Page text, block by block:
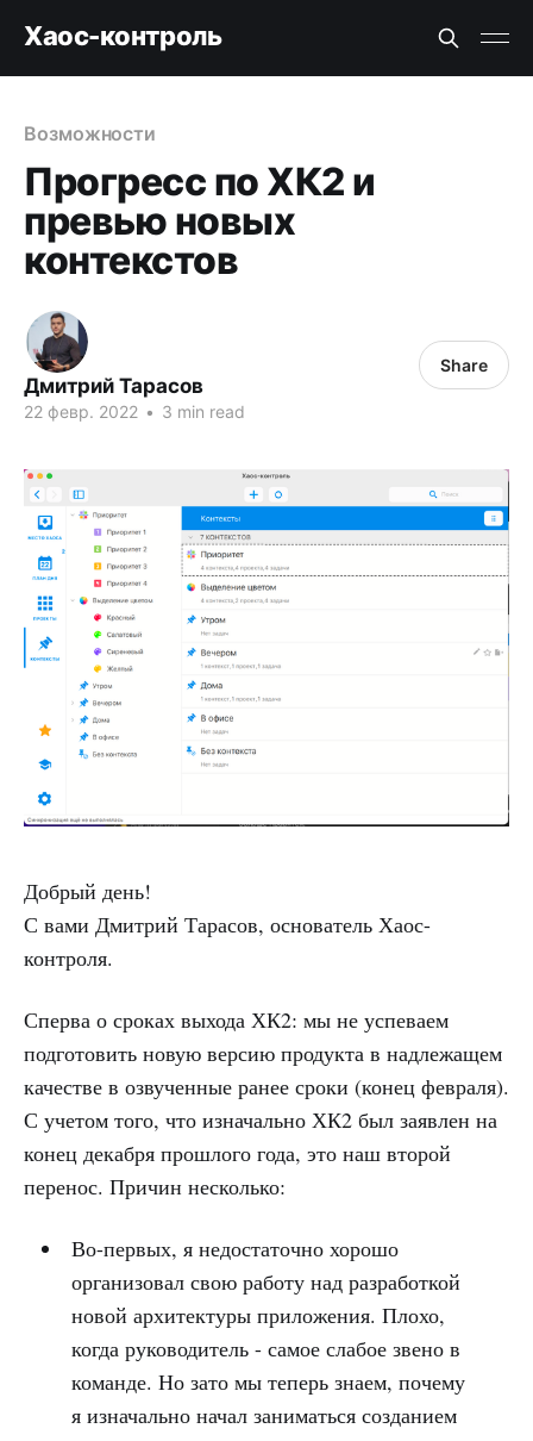
Хаос-контроль
Возможности
Прогресс по ХК2 и
превью новых
контекстов
Дмитрий Тарасов
22 февр. 2022 • 3 min read
Share
Добрый день!
С вами Дмитрий Тарасов, основатель Хаос-
контроля.
Сперва о сроках выхода ХК2: мы не успеваем
подготовить новую версию продукта в надлежащем
качестве в озвученные ранее сроки (конец февраля).
С учетом того, что изначально ХК2 был заявлен на
конец декабря прошлого года, это наш второй
перенос. Причин несколько:
Во-первых, я недостаточно хорошо
организовал свою работу над разработкой
новой архитектуры приложения. Плохо,
когда руководитель - самое слабое звено в
команде. Но зато мы теперь знаем, почему
я изначально начал заниматься созданием